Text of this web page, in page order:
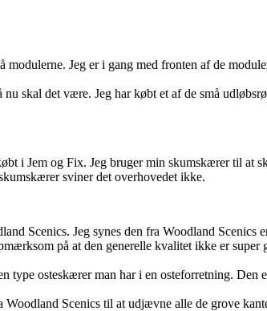
Jeg er i gang med fronten af de
skal det være. Jeg har købt et af de små
i Jem og Fix. Jeg bruger min skumskærer til
sviner det overhovedet ikke.
Scenics. Jeg synes den fra Woodland
på at den generelle kvalitet ikke er
type osteskærer man har i en osteforretning.
Scenics til at udjævne alle de grove